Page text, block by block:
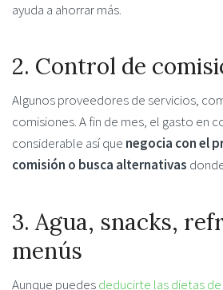
ayuda a ahorrar más.
2. Control de
Algunos proveedores de servicios,
comisiones. A fin de mes, el gasto en
considerable así que negocia con el
comisión o busca alternativas
3. Agua, snacks,
menús
Aunque puedesdeducirte las dietas